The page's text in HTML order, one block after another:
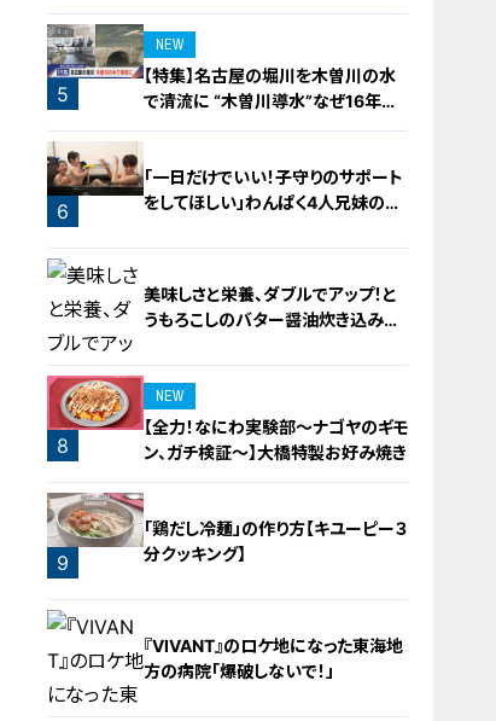
5
NEW
【特集】名古屋の堀川を木曽川の水
で清流に “木曽川導水”なぜ16年ぶ
り？【newsX】
6
「一日だけでいい！子守りのサポート
をしてほしい」わんぱく4人兄妹の子
7
美味しさと栄養、ダブルでアップ！と
うもろこしのバター醤油炊き込みご
8
NEW
【全力！なにわ実験部～ナゴヤのギモ
ン、ガチ検証～】大橋特製お好み焼き
9
「鶏だし冷麺」の作り方【キユーピー３
分クッキング】
『VIVANT』のロケ地になった東海地
方の病院「爆破しないで！」